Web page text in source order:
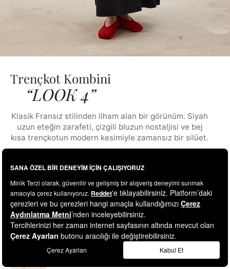
Trençkot Kombini
“LOOK 4”
Klasik Fransız stilinden ilham alan bir görünüm. Siyah
uzun eteğin zarafeti, çizgili bluzun nostaljisi ve bej
kısa trençkotun modern kesimiyle zamansız bir silüet.
Çizgili İnce Triko Hırka Beyaz
₺1.259,00
Dik Yakalı %100 Pamuk Ceket Camel
₺2.699,00